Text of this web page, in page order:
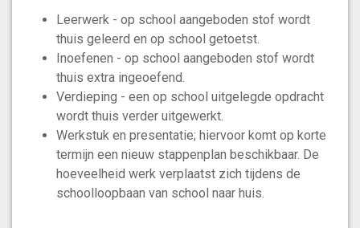
Leerwerk - op school aangeboden stof wordt
thuis geleerd en op school getoetst.
Inoefenen - op school aangeboden stof wordt
thuis extra ingeoefend.
Verdieping - een op school uitgelegde opdracht
wordt thuis verder uitgewerkt.
Werkstuk en presentatie; hiervoor komt op korte
termijn een nieuw stappenplan beschikbaar. De
hoeveelheid werk verplaatst zich tijdens de
schoolloopbaan van school naar huis.